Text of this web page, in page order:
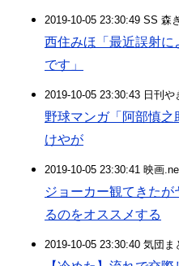
2019-10-05 23:30:49 SS 森
西住みほ「最近誤射に
です」
2019-10-05 23:30:43 日刊
野球マンガ「阿部慎
けやが
2019-10-05 23:30:41 映画
ジョーカー観てきた
るのをオススメする
2019-10-05 23:30:40 気団